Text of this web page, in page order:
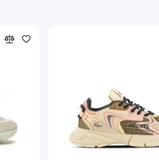
и наслаждайтесь каждым шагом в мире